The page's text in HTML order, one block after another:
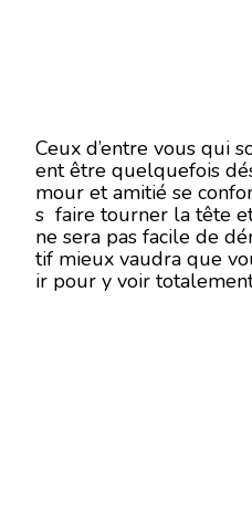
Ceux d’entre vous qui
ent être quelquefois
mour et amitié se
s faire tourner la tête
ne sera pas facile de
tif mieux vaudra que
ir pour y voir